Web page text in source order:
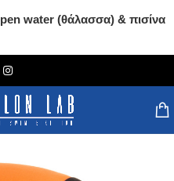
water (θάλασσα) & πισίνα